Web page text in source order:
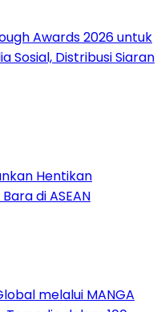
Awards 2026 untuk
Sosial, Distribusi Siaran
Hentikan
di ASEAN
melalui MANGA